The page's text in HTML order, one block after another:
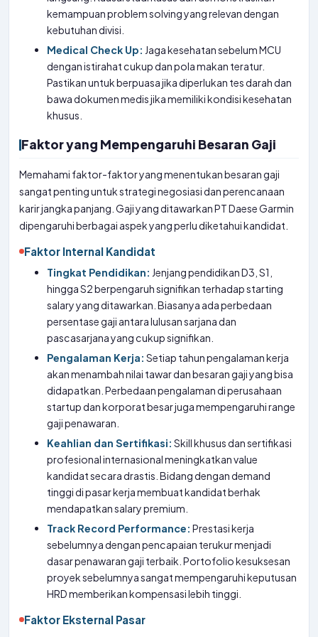
kemampuan problem solving yang relevan dengan
kebutuhan divisi.
Medical Check Up: Jaga kesehatan sebelum MCU
dengan istirahat cukup dan pola makan teratur.
Pastikan untuk berpuasa jika diperlukan tes darah dan
bawa dokumen medis jika memiliki kondisi kesehatan
khusus.
Faktor yang Mempengaruhi Besaran Gaji
Memahami faktor-faktor yang menentukan besaran gaji
sangat penting untuk strategi negosiasi dan perencanaan
karir jangka panjang. Gaji yang ditawarkan PT Daese Garmin
dipengaruhi berbagai aspek yang perlu diketahui kandidat.
Faktor Internal Kandidat
Tingkat Pendidikan: Jenjang pendidikan D3, S1,
hingga S2 berpengaruh signifikan terhadap starting
salary yang ditawarkan. Biasanya ada perbedaan
persentase gaji antara lulusan sarjana dan
pascasarjana yang cukup signifikan.
Pengalaman Kerja: Setiap tahun pengalaman kerja
akan menambah nilai tawar dan besaran gaji yang bisa
didapatkan. Perbedaan pengalaman di perusahaan
startup dan korporat besar juga mempengaruhi range
gaji penawaran.
Keahlian dan Sertifikasi: Skill khusus dan sertifikasi
profesional internasional meningkatkan value
kandidat secara drastis. Bidang dengan demand
tinggi di pasar kerja membuat kandidat berhak
mendapatkan salary premium.
Track Record Performance: Prestasi kerja
sebelumnya dengan pencapaian terukur menjadi
dasar penawaran gaji terbaik. Portofolio kesuksesan
proyek sebelumnya sangat mempengaruhi keputusan
HRD memberikan kompensasi lebih tinggi.
Faktor Eksternal Pasar